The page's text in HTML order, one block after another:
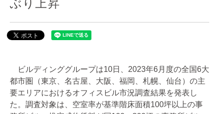
ぶり上昇
ビルディンググループは10日、2023年6月度の全国6大
都市圏（東京、名古屋、大阪、福岡、札幌、仙台）の主
要エリアにおけるオフィスビル市況調査結果を発表し
た。調査対象は、空室率が基準階床面積100坪以上の事